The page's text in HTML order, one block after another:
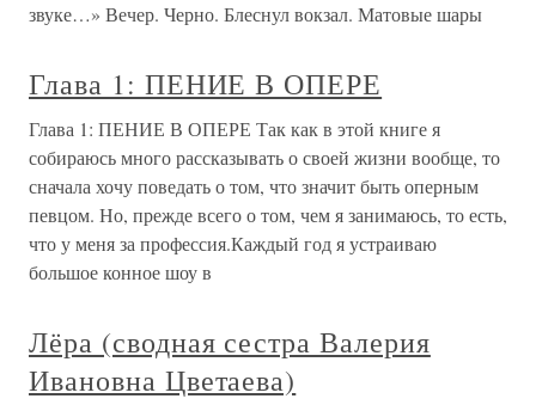
звуке…» Вечер. Черно. Блеснул вокзал. Матовые шары
Глава 1: ПЕНИЕ В ОПЕРЕ
Глава 1: ПЕНИЕ В ОПЕРЕ Так как в этой книге я
собираюсь много рассказывать о своей жизни вообще, то
сначала хочу поведать о том, что значит быть оперным
певцом. Но, прежде всего о том, чем я занимаюсь, то есть,
что у меня за профессия.Каждый год я устраиваю
большое конное шоу в
Лёра (сводная сестра Валерия
Ивановна Цветаева)